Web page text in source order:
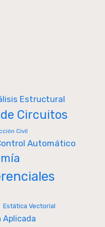
Estructural
Circuitos
Civil
Automático
Estática Vectorial
Aplicada